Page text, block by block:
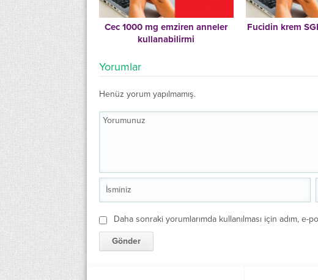
Cec 1000 mg emziren anneler
kullanabilirmi
Fucidin krem
Yorumlar
Henüz yorum yapılmamış.
Daha sonraki yorumlarımda kullanılması için adım,